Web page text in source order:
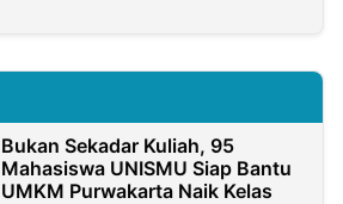
Bukan Sekadar Kuliah, 95
Mahasiswa UNISMU Siap Bantu
UMKM Purwakarta Naik Kelas